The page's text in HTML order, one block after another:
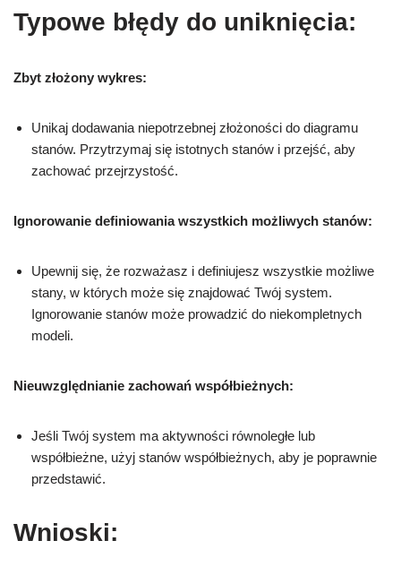
Typowe błędy do uniknięcia:
Zbyt złożony wykres:
Unikaj dodawania niepotrzebnej złożoności do diagramu
stanów. Przytrzymaj się istotnych stanów i przejść, aby
zachować przejrzystość.
Ignorowanie definiowania wszystkich możliwych stanów:
Upewnij się, że rozważasz i definiujesz wszystkie możliwe
stany, w których może się znajdować Twój system.
Ignorowanie stanów może prowadzić do niekompletnych
modeli.
Nieuwzględnianie zachowań współbieżnych:
Jeśli Twój system ma aktywności równoległe lub
współbieżne, użyj stanów współbieżnych, aby je poprawnie
przedstawić.
Wnioski: